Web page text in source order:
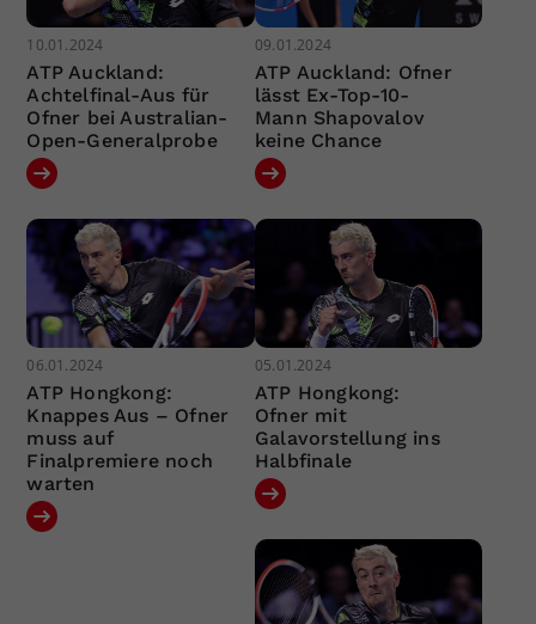
10.01.2024
ATP Auckland:
Achtelfinal-Aus für
Ofner bei Australian-
Open-Generalprobe
09.01.2024
ATP Auckland: Ofner
lässt Ex-Top-10-
Mann Shapovalov
keine Chance
06.01.2024
ATP Hongkong:
Knappes Aus – Ofner
muss auf
Finalpremiere noch
warten
05.01.2024
ATP Hongkong:
Ofner mit
Galavorstellung ins
Halbfinale